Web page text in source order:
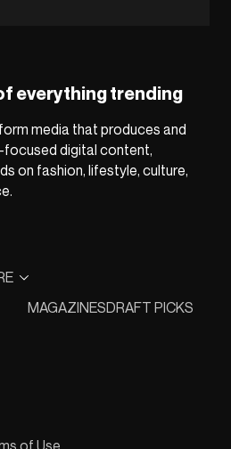
everything trending
media that produces and
digital content,
on fashion, lifestyle, culture,
MAGAZINESDRAFT PICKS
of Use